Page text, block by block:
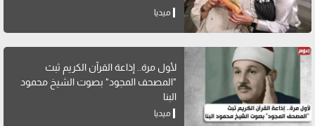
ميديا
لأول مرة.. إذاعة القرآن الكريم ثبث
"المصحف المجود" بصوت الشيخ محمود
البنا
ميديا